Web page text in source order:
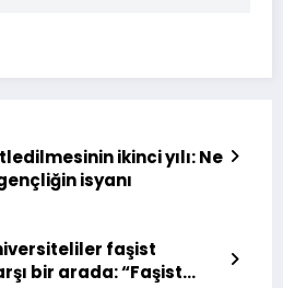
ikinci yılı: Ne
isyanı
faşist
bir arada: “Faşist